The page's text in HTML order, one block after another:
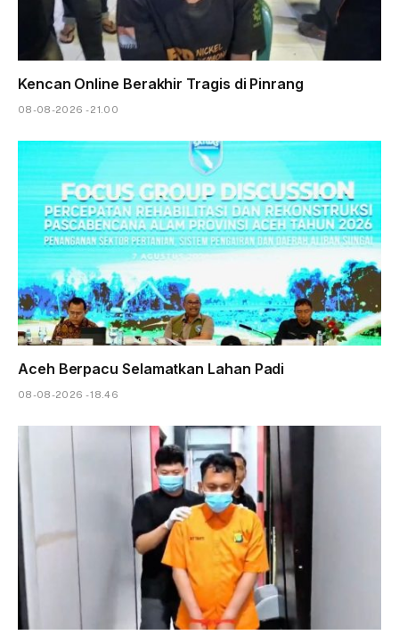
Kencan Online Berakhir Tragis di Pinrang
08-08-2026 - 21.00
Aceh Berpacu Selamatkan Lahan Padi
08-08-2026 - 18.46